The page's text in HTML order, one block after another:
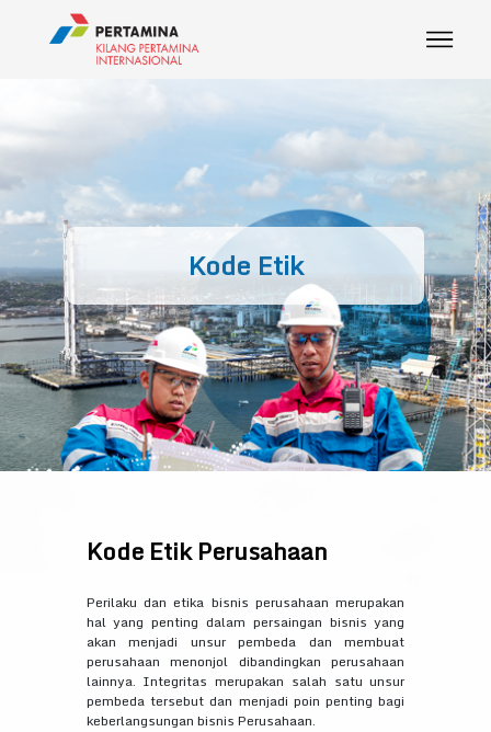
Kode Etik
Kode Etik Perusahaan
Perilaku dan etika bisnis perusahaan merupakan
hal yang penting dalam persaingan bisnis yang
akan menjadi unsur pembeda dan membuat
perusahaan menonjol dibandingkan perusahaan
lainnya. Integritas merupakan salah satu unsur
pembeda tersebut dan menjadi poin penting bagi
keberlangsungan bisnis Perusahaan.